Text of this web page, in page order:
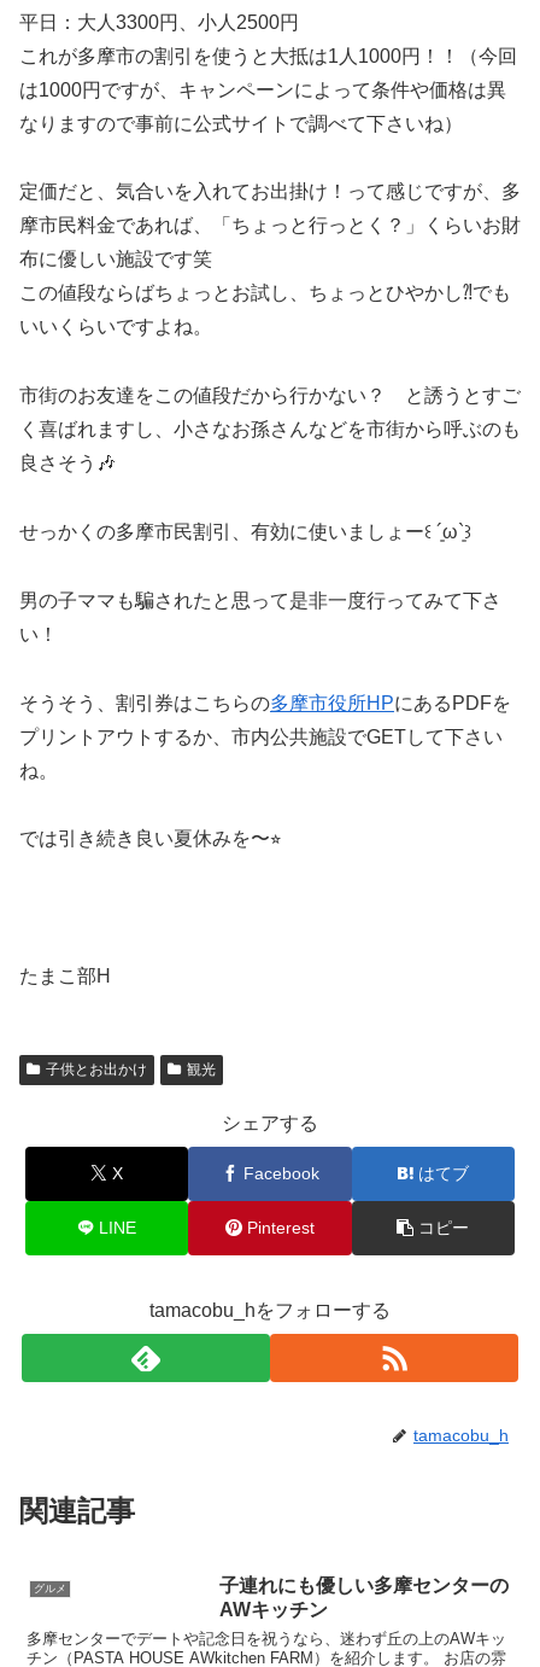
平日：大人3300円、小人2500円
これが多摩市の割引を使うと大抵は1人1000円！！（今回
は1000円ですが、キャンペーンによって条件や価格は異
なりますので事前に公式サイトで調べて下さいね）
定価だと、気合いを入れてお出掛け！って感じですが、多
摩市民料金であれば、「ちょっと行っとく？」くらいお財
布に優しい施設です笑
この値段ならばちょっとお試し、ちょっとひやかし⁈でも
いいくらいですよね。
市街のお友達をこの値段だから行かない？ と誘うとすご
く喜ばれますし、小さなお孫さんなどを市街から呼ぶのも
良さそう🎶
せっかくの多摩市民割引、有効に使いましょー꒰ ´͈ω`͈꒱
男の子ママも騙されたと思って是非一度行ってみて下さ
い！
そうそう、割引券はこちらの多摩市役所HPにあるPDFを
プリントアウトするか、市内公共施設でGETして下さい
ね。
では引き続き良い夏休みを〜⭐︎
たまこ部H
子供とお出かけ 観光
シェアする
X Facebook はてブ
LINE Pinterest コピー
tamacobu_hをフォローする
tamacobu_h
関連記事
グルメ
子連れにも優しい多摩センターの
AWキッチン
多摩センターでデートや記念日を祝うなら、迷わず丘の上のAWキッ
チン（PASTA HOUSE AWkitchen FARM）を紹介します。 お店の雰